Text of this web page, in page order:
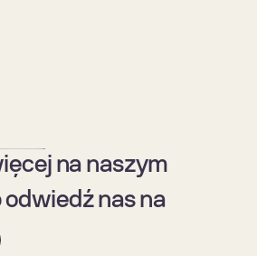
na naszym
odwiedź nas na